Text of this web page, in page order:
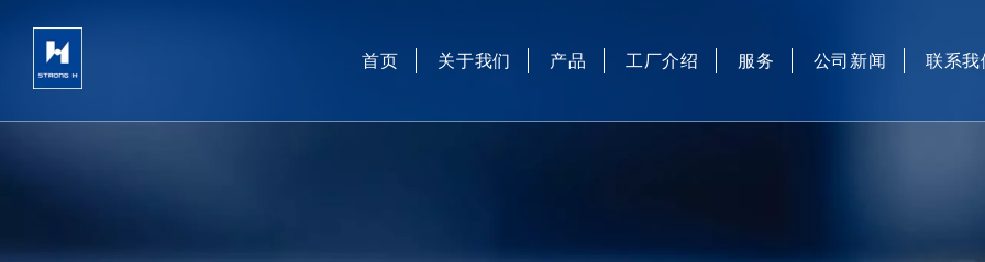
首页 关于我们 产品 工厂介绍 服务 公司新闻 联系我